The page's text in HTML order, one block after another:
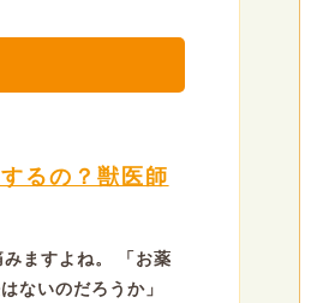
るの？獣医師
ますよね。 「お薬
ないのだろうか」